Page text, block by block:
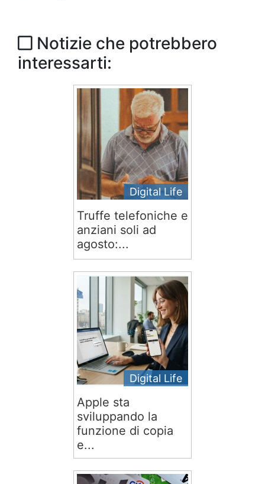
Notizie che potrebbero
interessarti:
Digital Life
Truffe telefoniche e
anziani soli ad
agosto:...
Digital Life
Apple sta
sviluppando la
funzione di copia
e...